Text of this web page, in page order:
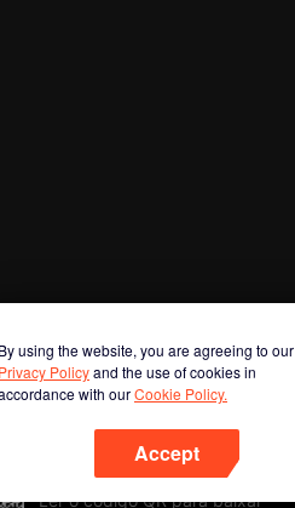
By using the website, you are agreeing to our
Privacy Policyand the use of cookies in
with ourCookie Policy.
Accept
Ler o código QR para baixar